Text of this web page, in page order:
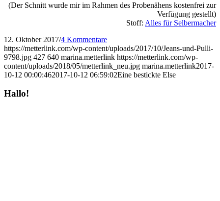
(Der Schnitt wurde mir im Rahmen des Probenähens kostenfrei zur
Verfügung gestellt)
Stoff: Alles für Selbermacher
12. Oktober 2017/4 Kommentare
https://metterlink.com/wp-content/uploads/2017/10/Jeans-und-Pulli-
9798.jpg 427 640 marina.metterlink https://metterlink.com/wp-
content/uploads/2018/05/metterlink_neu.jpg marina.metterlink2017-
10-12 00:00:462017-10-12 06:59:02Eine bestickte Else
Hallo!